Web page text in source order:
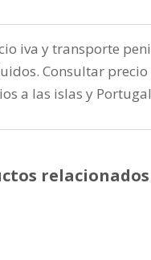
iva y transporte
Consultar precio
a las islas y
relacionados